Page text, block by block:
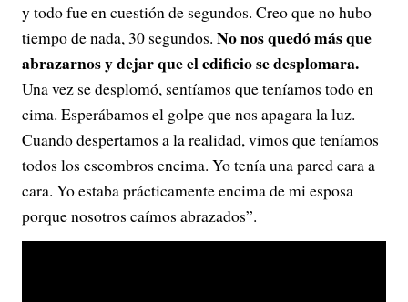
y todo fue en cuestión de segundos. Creo que no hubo
tiempo de nada, 30 segundos. No nos quedó más que
abrazarnos y dejar que el edificio se desplomara.
Una vez se desplomó, sentíamos que teníamos todo en
cima. Esperábamos el golpe que nos apagara la luz.
Cuando despertamos a la realidad, vimos que teníamos
todos los escombros encima. Yo tenía una pared cara a
cara. Yo estaba prácticamente encima de mi esposa
porque nosotros caímos abrazados”.